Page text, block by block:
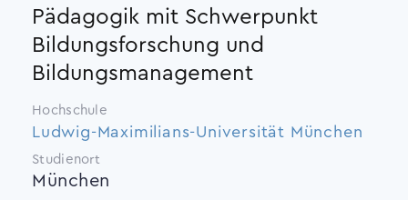
Pädagogik mit Schwerpunkt
Bildungsforschung und
Bildungsmanagement
Hochschule
Ludwig-Maximilians-Universität München
Studienort
München